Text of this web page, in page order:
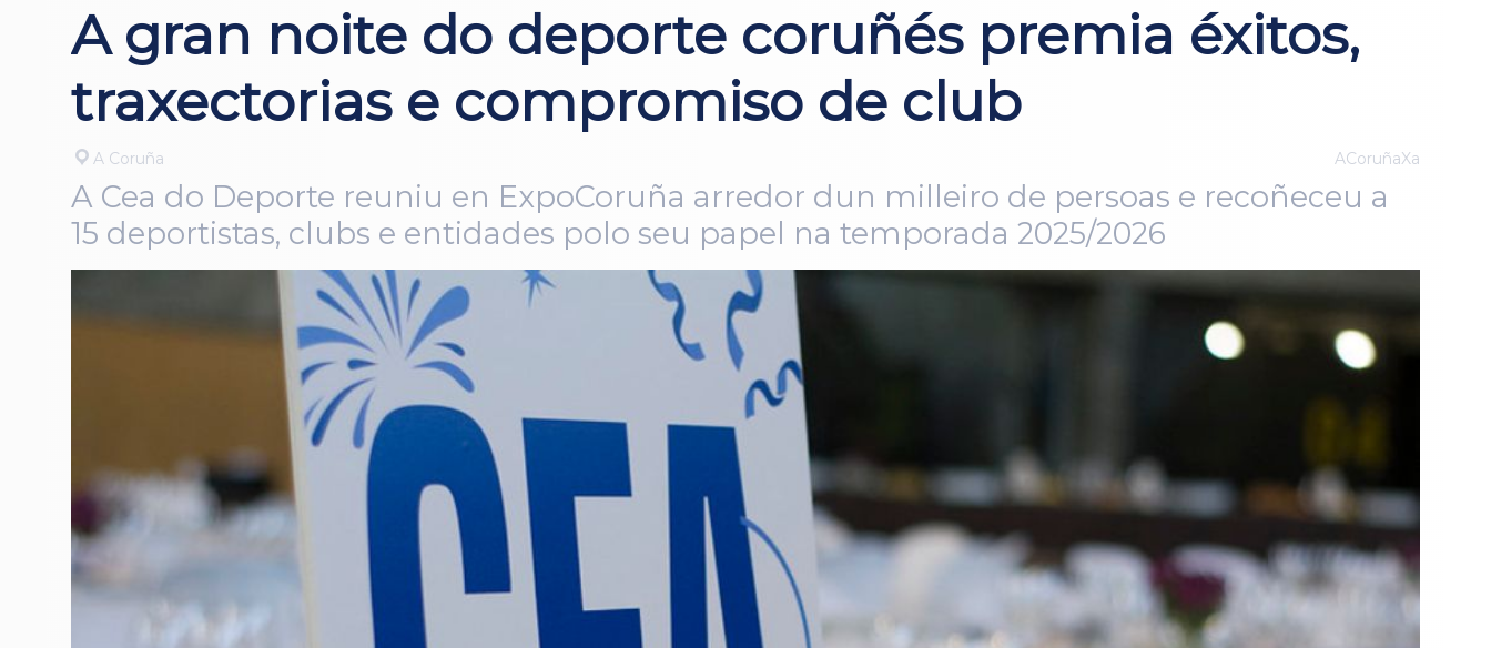
A gran noite do deporte coruñés premia éxitos,
traxectorias e compromiso de club
A Coruña ACoruñaXa
A Cea do Deporte reuniu en ExpoCoruña arredor dun milleiro de persoas e recoñeceu a
15 deportistas, clubs e entidades polo seu papel na temporada 2025/2026